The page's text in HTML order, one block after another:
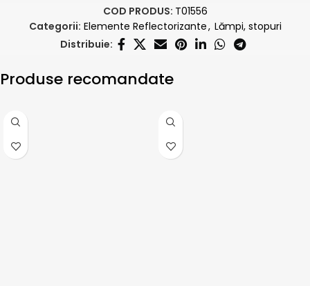
COD PRODUS: T01556
Categorii: Elemente Reflectorizante, Lămpi, stopuri
Distribuie:
Produse recomandate